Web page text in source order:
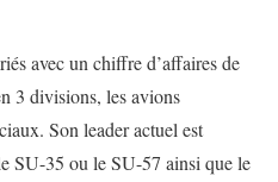
avec un chiffre d’affaires de
3 divisions, les avions
Son leader actuel est
SU-35 ou le SU-57 ainsi que le